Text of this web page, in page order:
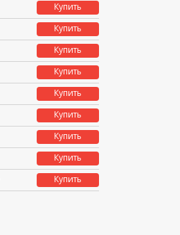
Купить
Купить
Купить
Купить
Купить
Купить
Купить
Купить
Купить